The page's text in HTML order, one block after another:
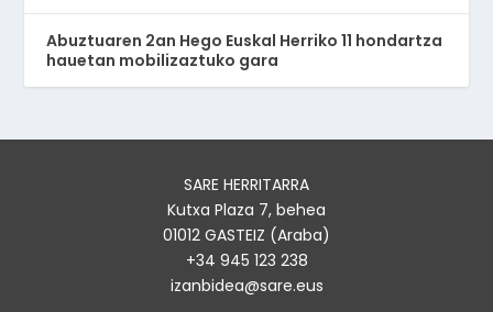
Abuztuaren 2an Hego Euskal Herriko 11 hondartza
hauetan mobilizaztuko gara
SARE HERRITARRA
Kutxa Plaza 7, behea
01012 GASTEIZ (Araba)
+34 945 123 238
izanbidea@sare.eus